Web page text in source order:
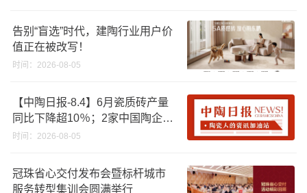
告别“盲选”时代，建陶行业用户价
值正在被改写！
时间：2026-08-05
【中陶日报-8.4】6月瓷质砖产量
同比下降超10％；2家中国陶企亮
相马来西亚ARCHIDEX 2026石材
份；方向集团出海
时间：2026-08-05
冠珠省心交付发布会暨标杆城市
服务转型集训会圆满举行